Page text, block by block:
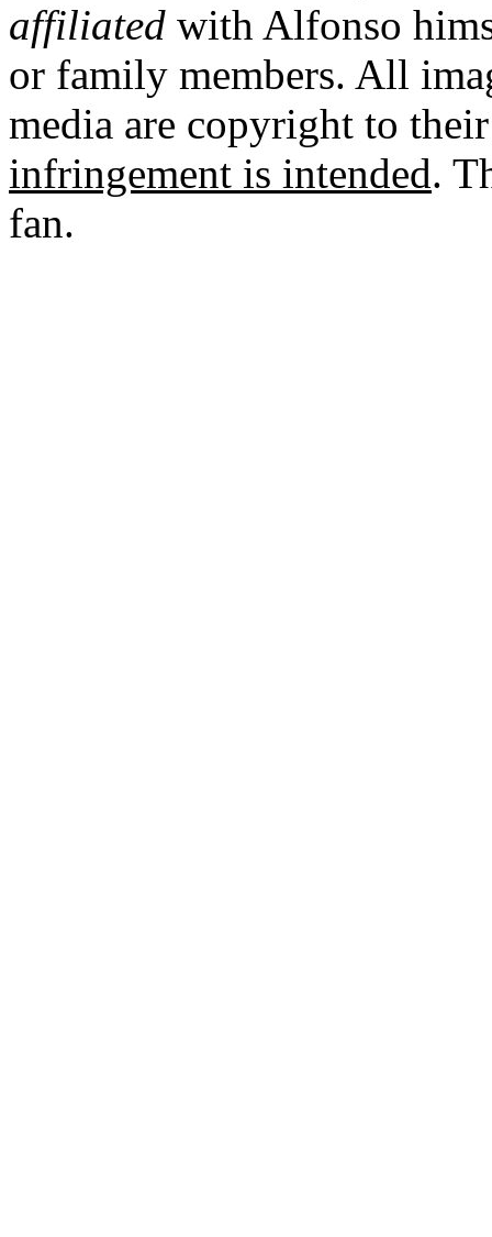
affiliated with Alfonso
or family members. All
media are copyright to
infringement is intended.
fan.